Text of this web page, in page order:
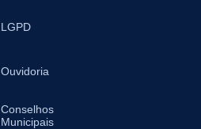
LGPD
Ouvidoria
Conselhos
Municipais